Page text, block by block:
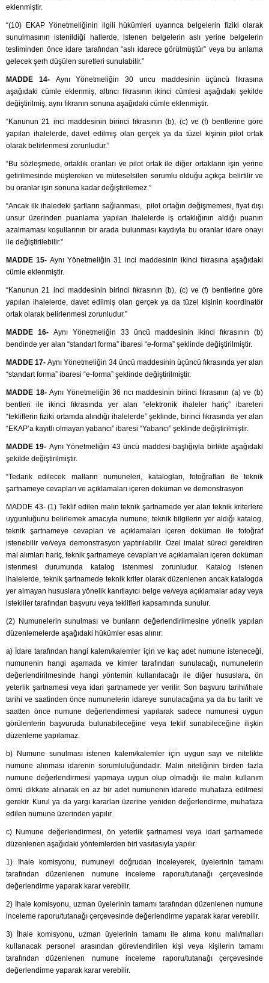
eklenmiştir.
“(10) EKAP Yönetmeliğinin ilgili hükümleri uyarınca belgelerin fiziki olarak
sunulmasının istenildiği hallerde, istenen belgelerin aslı yerine belgelerin
tesliminden önce idare tarafından “aslı idarece görülmüştür” veya bu anlama
gelecek şerh düşülen suretleri sunulabilir.”
MADDE 14- Aynı Yönetmeliğin 30 uncu maddesinin üçüncü fıkrasına
aşağıdaki cümle eklenmiş, altıncı fıkrasının ikinci cümlesi aşağıdaki şekilde
değiştirilmiş, aynı fıkranın sonuna aşağıdaki cümle eklenmiştir.
“Kanunun 21 inci maddesinin birinci fıkrasının (b), (c) ve (f) bentlerine göre
yapılan ihalelerde, davet edilmiş olan gerçek ya da tüzel kişinin pilot ortak
olarak belirlenmesi zorunludur.”
“Bu sözleşmede, ortaklık oranları ve pilot ortak ile diğer ortakların işin yerine
getirilmesinde müştereken ve müteselsilen sorumlu olduğu açıkça belirtilir ve
bu oranlar işin sonuna kadar değiştirilemez.”
“Ancak ilk ihaledeki şartların sağlanması, pilot ortağın değişmemesi, fiyat dışı
unsur üzerinden puanlama yapılan ihalelerde iş ortaklığının aldığı puanın
azalmaması koşullarının bir arada bulunması kaydıyla bu oranlar idare onayı
ile değiştirilebilir.”
MADDE 15- Aynı Yönetmeliğin 31 inci maddesinin ikinci fıkrasına aşağıdaki
cümle eklenmiştir.
“Kanunun 21 inci maddesinin birinci fıkrasının (b), (c) ve (f) bentlerine göre
yapılan ihalelerde, davet edilmiş olan gerçek ya da tüzel kişinin koordinatör
ortak olarak belirlenmesi zorunludur.”
MADDE 16- Aynı Yönetmeliğin 33 üncü maddesinin ikinci fıkrasının (b)
bendinde yer alan “standart forma” ibaresi “e-forma” şeklinde değiştirilmiştir.
MADDE 17- Aynı Yönetmeliğin 34 üncü maddesinin üçüncü fıkrasında yer alan
“standart forma” ibaresi “e-forma” şeklinde değiştirilmiştir.
MADDE 18-Aynı Yönetmeliğin 36 ncı maddesinin birinci fıkrasının (a) ve (b)
bentleri ile ikinci fıkrasında yer alan “elektronik ihaleler hariç” ibareleri
“tekliflerin fiziki ortamda alındığı ihalelerde” şeklinde, birinci fıkrasında yer alan
“EKAP’a kayıtlı olmayan yabancı” ibaresi “Yabancı” şeklinde değiştirilmiştir.
MADDE 19- Aynı Yönetmeliğin 43 üncü maddesi başlığıyla birlikte aşağıdaki
şekilde değiştirilmiştir.
“Tedarik edilecek malların numuneleri, katalogları, fotoğrafları ile teknik
şartnameye cevapları ve açıklamaları içeren doküman ve demonstrasyon
MADDE 43- (1) Teklif edilen malın teknik şartnamede yer alan teknik kriterlere
uygunluğunu belirlemek amacıyla numune, teknik bilgilerin yer aldığı katalog,
teknik şartnameye cevapları ve açıklamaları içeren doküman ile fotoğraf
istenebilir ve/veya demonstrasyon yaptırılabilir. Özel imalat süreci gerektiren
mal alımları hariç, teknik şartnameye cevapları ve açıklamaları içeren doküman
istenmesi durumunda katalog istenmesi zorunludur. Katalog istenen
ihalelerde, teknik şartnamede teknik kriter olarak düzenlenen ancak katalogda
yer almayan hususlara yönelik kanıtlayıcı belge ve/veya açıklamalar aday veya
istekliler tarafından başvuru veya teklifleri kapsamında sunulur.
(2) Numunelerin sunulması ve bunların değerlendirilmesine yönelik yapılan
düzenlemelerde aşağıdaki hükümler esas alınır:
a) İdare tarafından hangi kalem/kalemler için ve kaç adet numune isteneceği,
numunenin hangi aşamada ve kimler tarafından sunulacağı, numunelerin
değerlendirilmesinde hangi yöntemin kullanılacağı ile diğer hususlara, ön
yeterlik şartnamesi veya idari şartnamede yer verilir. Son başvuru tarihi/ihale
tarihi ve saatinden önce numunelerin idareye sunulacağına ya da bu tarih ve
saatten önce numune değerlendirmesi yapılarak sadece numunesi uygun
görülenlerin başvuruda bulunabileceğine veya teklif sunabileceğine ilişkin
düzenleme yapılamaz.
b) Numune sunulması istenen kalem/kalemler için uygun sayı ve nitelikte
numune alınması idarenin sorumluluğundadır. Malın niteliğinin birden fazla
numune değerlendirmesi yapmaya uygun olup olmadığı ile malın kullanım
ömrü dikkate alınarak en az bir adet numunenin idarede muhafaza edilmesi
gerekir. Kurul ya da yargı kararları üzerine yeniden değerlendirme, muhafaza
edilen numune üzerinden yapılır.
c) Numune değerlendirmesi, ön yeterlik şartnamesi veya idari şartnamede
düzenlenen aşağıdaki yöntemlerden biri vasıtasıyla yapılır:
1) İhale komisyonu, numuneyi doğrudan inceleyerek, üyelerinin tamamı
tarafından düzenlenen numune inceleme raporu/tutanağı çerçevesinde
değerlendirme yaparak karar verebilir.
2) İhale komisyonu, uzman üyelerinin tamamı tarafından düzenlenen numune
inceleme raporu/tutanağı çerçevesinde değerlendirme yaparak karar verebilir.
3) İhale komisyonu, uzman üyelerinin tamamı ile alıma konu malı/malları
kullanacak personel arasından görevlendirilen kişi veya kişilerin tamamı
tarafından düzenlenen numune inceleme raporu/tutanağı çerçevesinde
değerlendirme yaparak karar verebilir.